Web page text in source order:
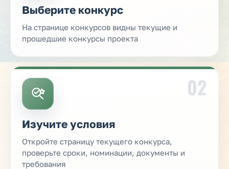
Выберите конкурс
На странице конкурсов видны текущие и
прошедшие конкурсы проекта
02
Изучите условия
Откройте страницу текущего конкурса,
проверьте сроки, номинации, документы и
требования